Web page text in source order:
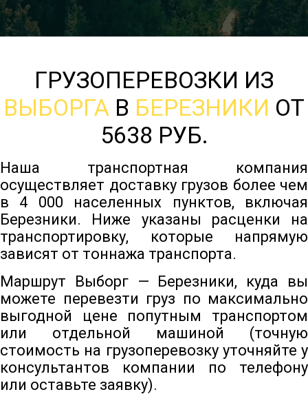
ГРУЗОПЕРЕВОЗКИ ИЗ
ВЫБОРГА В БЕРЕЗНИКИ ОТ
5638 РУБ.
Наша транспортная компания
осуществляет доставку грузов более чем
в 4 000 населенных пунктов, включая
Березники. Ниже указаны расценки на
транспортировку, которые напрямую
зависят от тоннажа транспорта.
Маршрут Выборг — Березники, куда вы
можете перевезти груз по максимально
выгодной цене попутным транспортом
или отдельной машиной (точную
стоимость на грузоперевозку уточняйте у
консультантов компании по телефону
или оставьте заявку).